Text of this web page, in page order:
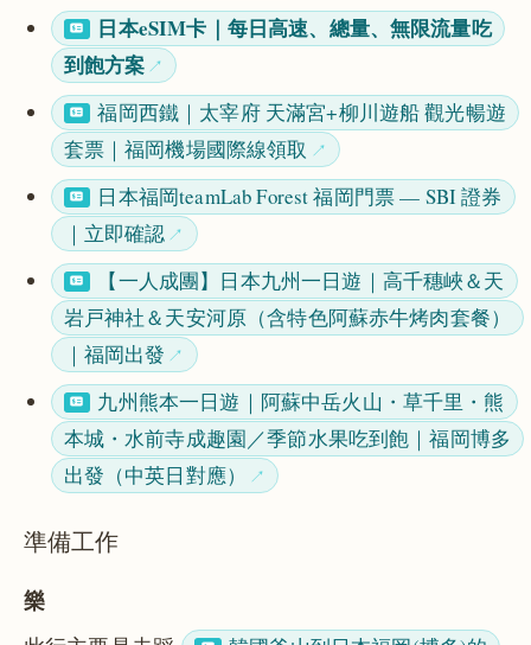
日本eSIM卡｜每日高速、總量、無限流量吃
到飽方案
福岡西鐵｜太宰府 天滿宮+柳川遊船 觀光暢遊
套票｜福岡機場國際線領取
日本福岡teamLab Forest 福岡門票 — SBI 證券
｜立即確認
【一人成團】日本九州一日遊｜高千穗峽＆天
岩戸神社＆天安河原（含特色阿蘇赤牛烤肉套餐）
｜福岡出發
九州熊本一日遊｜阿蘇中岳火山・草千里・熊
本城・水前寺成趣園／季節水果吃到飽｜福岡博多
出發（中英日對應）
準備工作
樂